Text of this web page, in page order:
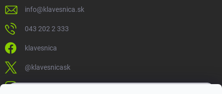
info@klavesnica.sk
043 202 2 333
klavesnica
@klavesnicask
klavesnica_sk